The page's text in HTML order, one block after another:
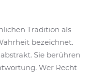
Tradition als
bezeichnet.
Sie berühren
Wer Recht